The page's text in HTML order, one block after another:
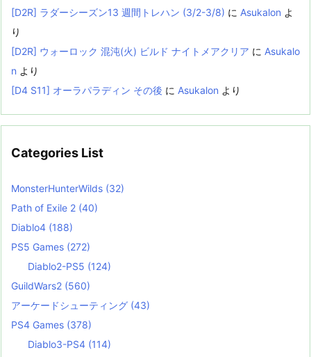
[D2R] ラダーシーズン13 週間トレハン (3/2-3/8) に Asukalon よ
り
[D2R] ウォーロック 混沌(火) ビルド ナイトメアクリア に Asukalo
n より
[D4 S11] オーラパラディン その後 に Asukalon より
Categories List
MonsterHunterWilds (32)
Path of Exile 2 (40)
Diablo4 (188)
PS5 Games (272)
Diablo2-PS5 (124)
GuildWars2 (560)
アーケードシューティング (43)
PS4 Games (378)
Diablo3-PS4 (114)